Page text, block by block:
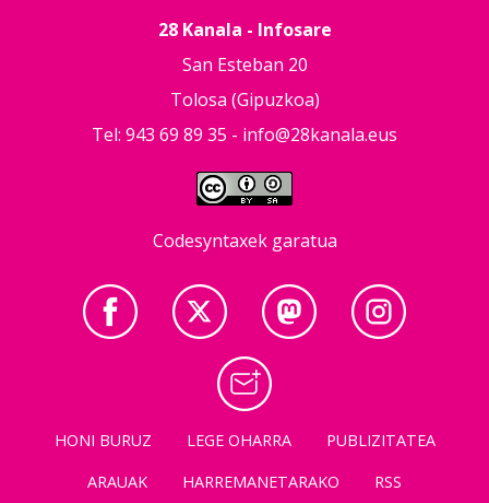
28 Kanala - Infosare
San Esteban 20
Tolosa (Gipuzkoa)
Tel: 943 69 89 35 - info@28kanala.eus
Codesyntaxek garatua
HONI BURUZ LEGE OHARRA
PUBLIZITATEA
ARAUAK
HARREMANETARAKO RSS